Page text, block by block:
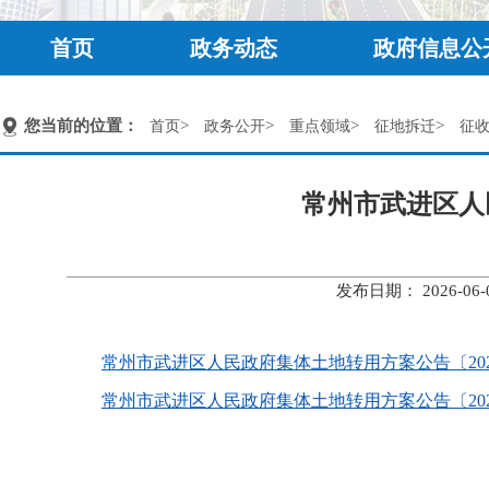
首页 政务动态 政府信息公
您当前的位置： 首页> 政务公开> 重点领域> 征地拆迁> 征
常州市武进区
发布日期： 2026-
常州市武进区人民政府集体土地转用方案公告〔
常州市武进区人民政府集体土地转用方案公告〔